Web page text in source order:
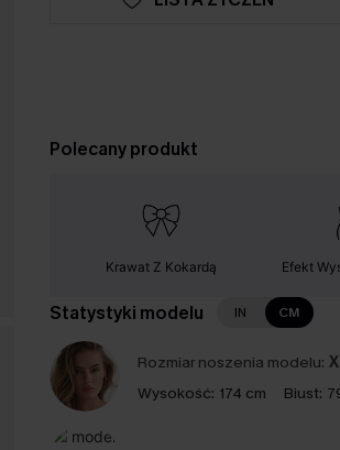
Polecany produkt
Krawat Z Kokardą Efekt
Statystyki modelu IN CM
Rozmiar noszenia modelu:
Wysokość: 174 cm Biust: